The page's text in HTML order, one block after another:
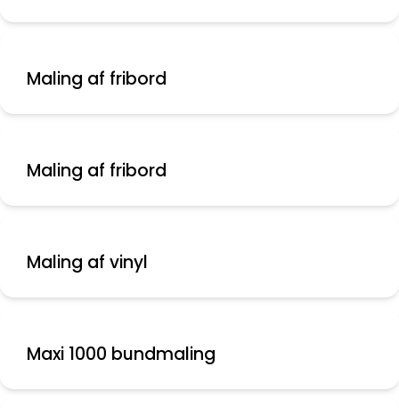
Maling af fribord
Maling af fribord
Maling af vinyl
Maxi 1000 bundmaling